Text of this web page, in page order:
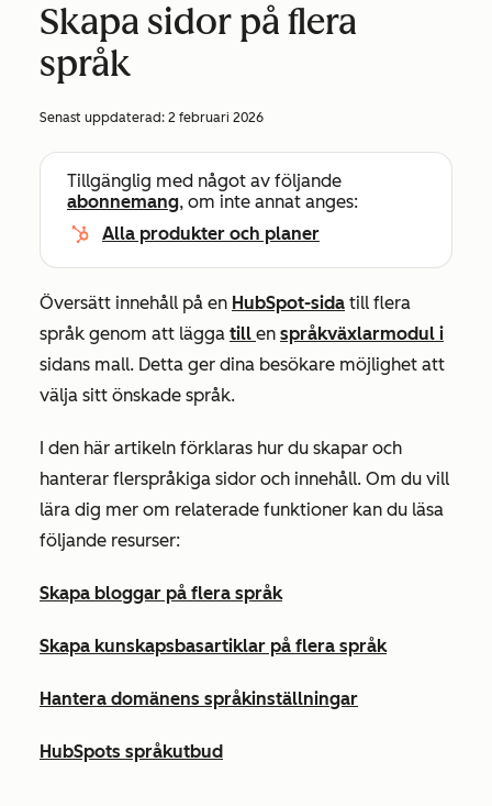
Skapa sidor på flera
språk
Senast uppdaterad: 2 februari 2026
Tillgänglig med något av följande
abonnemang, om inte annat anges:
Alla produkter och planer
Översätt innehåll på en HubSpot-sida till flera
språk genom att lägga till en språkväxlarmodul i
sidans mall. Detta ger dina besökare möjlighet att
välja sitt önskade språk.
I den här artikeln förklaras hur du skapar och
hanterar flerspråkiga sidor och innehåll. Om du vill
lära dig mer om relaterade funktioner kan du läsa
följande resurser:
Skapa bloggar på flera språk
Skapa kunskapsbasartiklar på flera språk
Hantera domänens språkinställningar
HubSpots språkutbud